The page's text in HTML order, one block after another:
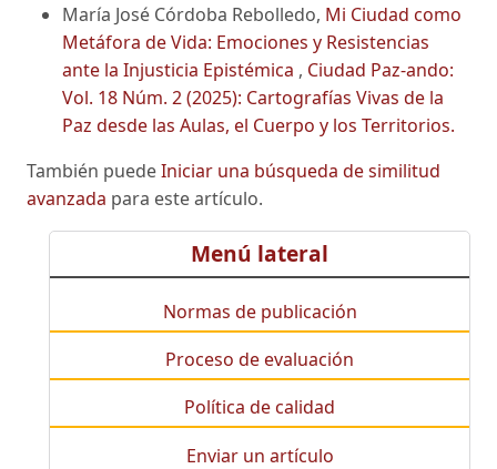
María José Córdoba Rebolledo, Mi Ciudad como
Metáfora de Vida: Emociones y Resistencias
ante la Injusticia Epistémica , Ciudad Paz-ando:
Vol. 18 Núm. 2 (2025): Cartografías Vivas de la
Paz desde las Aulas, el Cuerpo y los Territorios.
También puedeIniciar una búsqueda de similitud
avanzada para este artículo.
Menú lateral
Normas de publicación
Proceso de evaluación
Política de calidad
Enviar un artículo